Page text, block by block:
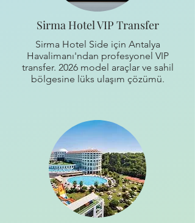
Sirma Hotel VIP Transfer
Sirma Hotel Side için Antalya
Havalimanı'ndan profesyonel VIP
transfer. 2026 model araçlar ve sahil
bölgesine lüks ulaşım çözümü.